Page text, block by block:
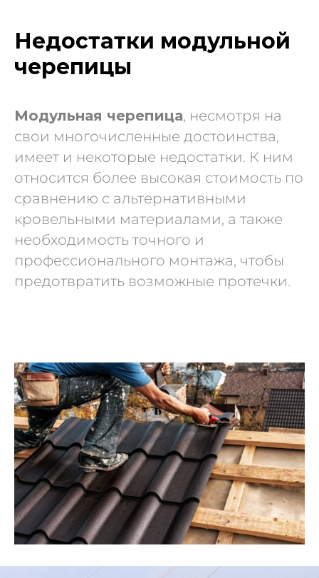
Недостатки модульной
черепицы
Модульная черепица, несмотря на
свои многочисленные достоинства,
имеет и некоторые недостатки. К ним
относится более высокая стоимость по
сравнению с альтернативными
кровельными материалами, а также
необходимость точного и
профессионального монтажа, чтобы
предотвратить возможные протечки.